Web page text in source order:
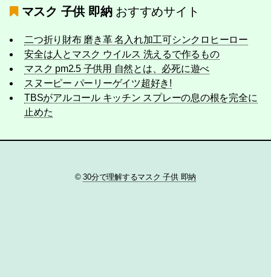
マスク 子供 即納おすすめサイト
二つ折り財布 磨き革 名入れ加工可シンクロヒーロー
安全は人とマスク ウイルス 洗えるで作るもの
マスク pm2.5 子供用 自然とは、必死に遊べ
スヌーピー パーリーゲイツ超好き!
TBSがアルコール キッチン スプレーの息の根を完全に
止めた
©30分で理解するマスク 子供 即納